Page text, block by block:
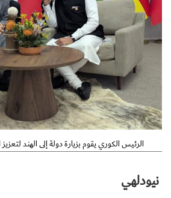
الرئيس الكوري يقوم بزيارة دولة إلى الهند